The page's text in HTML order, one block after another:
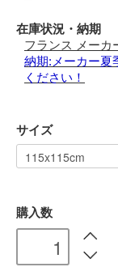
在庫状況・納期
フランス メーカ
納期:メーカー夏
ください！
サイズ
購入数